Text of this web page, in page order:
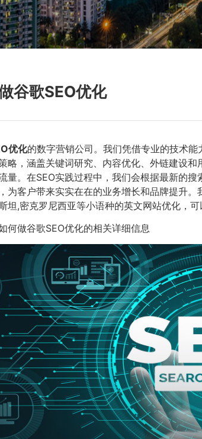
谷歌SEO优化
优化的数字营销公司。我们凭借专业的技术
略，涵盖关键词研究、内容优化、外链建设
量。在SEO实践过程中，我们会根据最新的
为客户带来实实在在的业务增长和品牌提升
坦,密克罗尼西亚等小语种的英文网站优化，可
何做谷歌SEO优化的相关详细信息